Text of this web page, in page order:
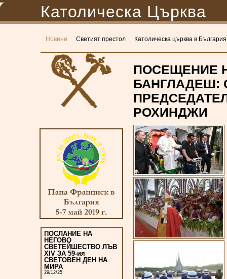
Католическа Църква
Новини Светият престол Католическа църква в България
ПОСЛАНИЕ НА
НЕГОВО
СВЕТЕЙШЕСТВО ЛЪВ
XIV ЗА 59-ия
СВЕТОВЕН ДЕН НА
МИРА
29/12/25
ПОСЕЩЕНИЕ
БАНГЛАДЕШ:
РОХИНДЖИ